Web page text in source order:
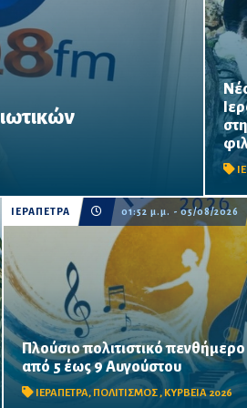
Νικόλαο, Σητεία και
αυξήσεις μισθών και
Δύο
ΙΕΡΑΠΕΤΡΑ 01:52 μ.μ. - 05/08/2026
Πλούσιο πολιτιστικό
από 5 έως 9 Αυγούστου
ΙΕΡΑΠΕΤΡΑ, ΠΟΛΙΤΙΣΜΟΣ, ΚΥΡΒΕΙΑ 2026
Θέατρο, συναυλίες, παιδικές
και δημιουργικές δράσεις στην πόλη
πλαίσιο των «Κυρβείων 2026».